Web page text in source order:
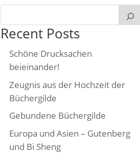
Recent Posts
Schöne Drucksachen
beieinander!
Zeugnis aus der Hochzeit der
Büchergilde
Gebundene Büchergilde
Europa und Asien – Gutenberg
und Bi Sheng